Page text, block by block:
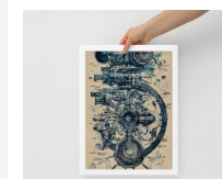
Rango
de
precios:
desde
31,50 €
hasta
44,50 €